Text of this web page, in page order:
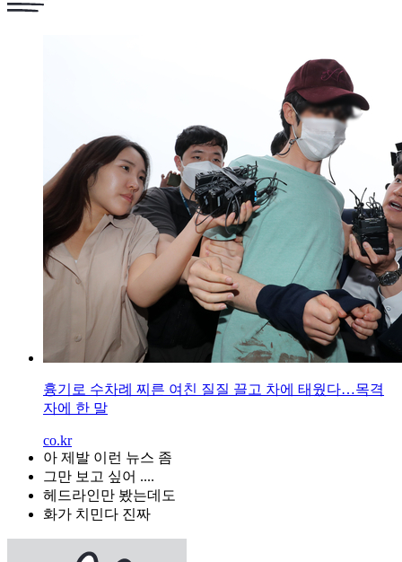
흉기로 수차례 찌른 여친 질질 끌고 차에 태웠다…목격
자에 한 말
co.kr
아 제발 이런 뉴스 좀
그만 보고 싶어 ....
헤드라인만 봤는데도
화가 치민다 진짜